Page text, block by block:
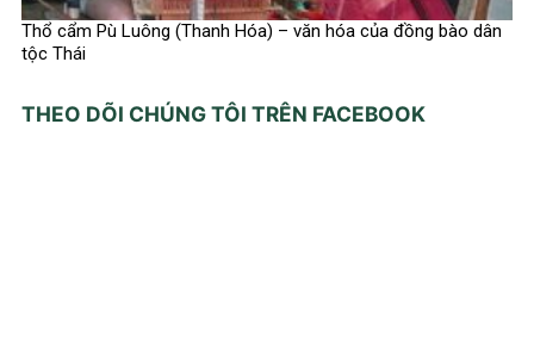
Thổ cẩm Pù Luông (Thanh Hóa) – văn hóa của đồng bào dân
tộc Thái
THEO DÕI CHÚNG TÔI TRÊN FACEBOOK